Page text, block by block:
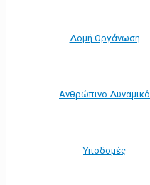
Δομή Οργάνωση
Ανθρώπινο Δυναμικό
Υποδομές